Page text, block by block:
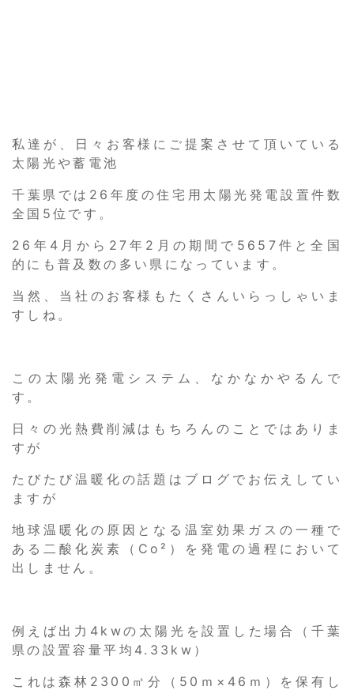
私達が、日々お客様にご提案させて頂いている
太陽光や蓄電池
千葉県では26年度の住宅用太陽光発電設置件数
全国5位です。
26年4月から27年2月の期間で5657件と全国
的にも普及数の多い県になっています。
当然、当社のお客様もたくさんいらっしゃいま
すしね。
この太陽光発電システム、なかなかやるんで
す。
日々の光熱費削減はもちろんのことではありま
すが
たびたび温暖化の話題はブログでお伝えしてい
ますが
地球温暖化の原因となる温室効果ガスの一種で
ある二酸化炭素（Co²）を発電の過程において
出しません。
例えば出力4kwの太陽光を設置した場合（千葉
県の設置容量平均4.33kw）
これは森林2300㎡分（50ｍ×46ｍ）を保有し